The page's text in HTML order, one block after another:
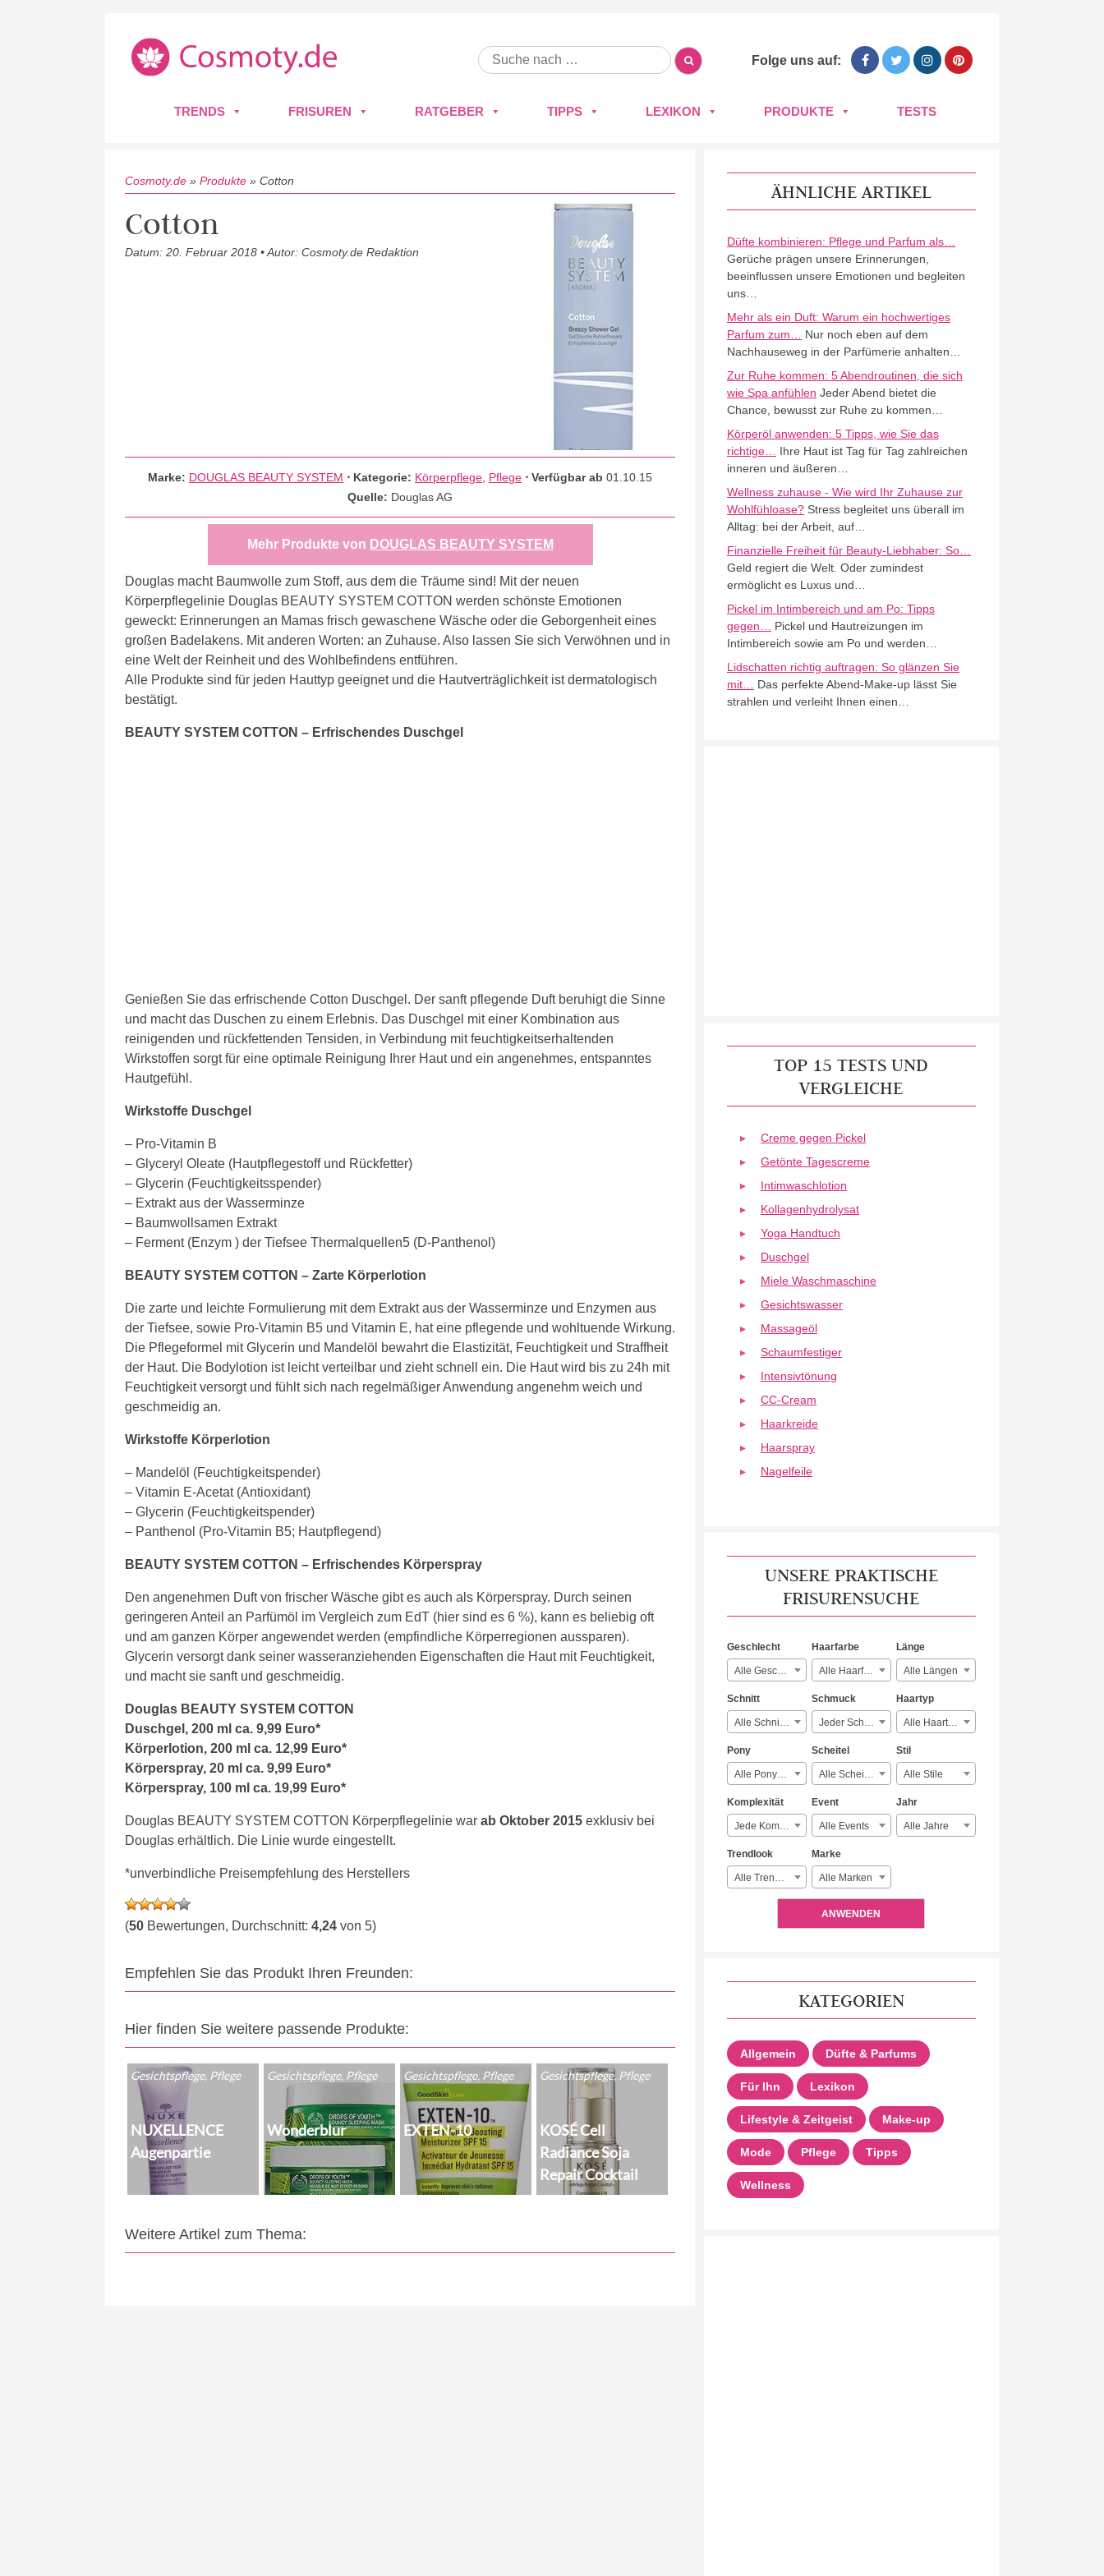
Folge uns auf:
TRENDS FRISUREN RATGEBER TIPPS LEXIKON PRODUKTE TESTS
Cosmoty.de » Produkte » Cotton
Cotton
Datum: 20. Februar 2018 • Autor: Cosmoty.de Redaktion
Marke: DOUGLAS BEAUTY SYSTEM ⋅ Kategorie: Körperpflege Pflege ⋅ Verfügbar ab01.10.15
Quelle: Douglas AG
Mehr Produkte von DOUGLAS BEAUTY SYSTEM
Douglas macht Baumwolle zum Stoff, aus dem die Träume sind! Mit der neuen
Körperpflegelinie Douglas BEAUTY SYSTEM COTTON werden schönste Emotionen
geweckt: Erinnerungen an Mamas frisch gewaschene Wäsche oder die Geborgenheit eines
großen Badelakens. Mit anderen Worten: an Zuhause. Also lassen Sie sich Verwöhnen und in
eine Welt der Reinheit und des Wohlbefindens entführen.
Alle Produkte sind für jeden Hauttyp geeignet und die Hautverträglichkeit ist dermatologisch
bestätigt.
BEAUTY SYSTEM COTTON – Erfrischendes Duschgel
Genießen Sie das erfrischende Cotton Duschgel. Der sanft pflegende Duft beruhigt die Sinne
und macht das Duschen zu einem Erlebnis. Das Duschgel mit einer Kombination aus
reinigenden und rückfettenden Tensiden, in Verbindung mit feuchtigkeitserhaltenden
Wirkstoffen sorgt für eine optimale Reinigung Ihrer Haut und ein angenehmes, entspanntes
Hautgefühl.
Wirkstoffe Duschgel
– Pro-Vitamin B
– Glyceryl Oleate (Hautpflegestoff und Rückfetter)
– Glycerin (Feuchtigkeitsspender)
– Extrakt aus der Wasserminze
– Baumwollsamen Extrakt
– Ferment (Enzym ) der Tiefsee Thermalquellen5 (D-Panthenol)
BEAUTY SYSTEM COTTON – Zarte Körperlotion
Die zarte und leichte Formulierung mit dem Extrakt aus der Wasserminze und Enzymen aus
der Tiefsee, sowie Pro-Vitamin B5 und Vitamin E, hat eine pflegende und wohltuende Wirkung.
Die Pflegeformel mit Glycerin und Mandelöl bewahrt die Elastizität, Feuchtigkeit und Straffheit
der Haut. Die Bodylotion ist leicht verteilbar und zieht schnell ein. Die Haut wird bis zu 24h mit
Feuchtigkeit versorgt und fühlt sich nach regelmäßiger Anwendung angenehm weich und
geschmeidig an.
Wirkstoffe Körperlotion
– Mandelöl (Feuchtigkeitspender)
– Vitamin E-Acetat (Antioxidant)
– Glycerin (Feuchtigkeitspender)
– Panthenol (Pro-Vitamin B5; Hautpflegend)
BEAUTY SYSTEM COTTON – Erfrischendes Körperspray
Den angenehmen Duft von frischer Wäsche gibt es auch als Körperspray. Durch seinen
geringeren Anteil an Parfümöl im Vergleich zum EdT (hier sind es 6 %), kann es beliebig oft
und am ganzen Körper angewendet werden (empfindliche Körperregionen aussparen).
Glycerin versorgt dank seiner wasseranziehenden Eigenschaften die Haut mit Feuchtigkeit,
und macht sie sanft und geschmeidig.
Douglas BEAUTY SYSTEM COTTON
Duschgel, 200 ml ca. 9,99 Euro*
Körperlotion, 200 ml ca. 12,99 Euro*
Körperspray, 20 ml ca. 9,99 Euro*
Körperspray, 100 ml ca. 19,99 Euro*
Douglas BEAUTY SYSTEM COTTON Körperpflegelinie war ab Oktober 2015 exklusiv bei
Douglas erhältlich. Die Linie wurde eingestellt.
*unverbindliche Preisempfehlung des Herstellers
(50 Bewertungen, Durchschnitt: 4,24 von 5)
Empfehlen Sie das Produkt Ihren Freunden:
Hier finden Sie weitere passende Produkte:
Gesichtspflege, Pflege
NUXELLENCE
Augenpartie
Gesichtspflege, Pflege
Wonderblur
Gesichtspflege, Pflege
EXTEN-10
Gesichtspflege, Pflege
KOSÉ Cell
Radiance Soja
Repair Cocktail
Weitere Artikel zum Thema:
ÄHNLICHE ARTIKEL
Düfte kombinieren: Pflege und Parfum als…
Gerüche prägen unsere Erinnerungen,
beeinflussen unsere Emotionen und begleiten
uns…
Mehr als ein Duft: Warum ein hochwertiges
Parfum zum…
Nur noch eben auf dem
Nachhauseweg in der Parfümerie anhalten…
Zur Ruhe kommen: 5 Abendroutinen, die sich
wie Spa anfühlen Jeder Abend bietet die
Chance, bewusst zur Ruhe zu kommen…
Körperöl anwenden: 5 Tipps, wie Sie das
richtige…
Ihre Haut ist Tag für Tag zahlreichen
inneren und äußeren…
Wellness zuhause - Wie wird Ihr Zuhause zur
Wohlfühloase?Stress begleitet uns überall im
Alltag: bei der Arbeit, auf…
Finanzielle Freiheit für Beauty-Liebhaber: So…
Geld regiert die Welt. Oder zumindest
ermöglicht es Luxus und…
Pickel im Intimbereich und am Po: Tipps
gegen…
Pickel und Hautreizungen im
Intimbereich sowie am Po und werden…
Lidschatten richtig auftragen: So glänzen Sie
mit…
Das perfekte Abend-Make-up lässt Sie
strahlen und verleiht Ihnen einen…
TOP 15 TESTS UND
VERGLEICHE
Creme gegen Pickel
Getönte Tagescreme
Intimwaschlotion
Kollagenhydrolysat
Yoga Handtuch
Duschgel
Miele Waschmaschine
Gesichtswasser
Massageöl
Schaumfestiger
Intensivtönung
CC-Cream
Haarkreide
Haarspray
Nagelfeile
UNSERE PRAKTISCHE
FRISURENSUCHE
Geschlecht
Alle Geschlechter
Haarfarbe
Alle Haarfarben
Länge
Alle Längen
Schnitt
Alle Schnitte
Schmuck
Jeder Schmuck
Haartyp
Alle Haartypen
Pony
Alle Ponyarten
Scheitel
Alle Scheitelarten
Stil
Alle Stile
Komplexität
Jede Komplexität
Event
Alle Events
Jahr
Alle Jahre
Trendlook
Alle Trendlooks
Marke
Alle Marken
ANWENDEN
KATEGORIEN
Allgemein Düfte & Parfums
Für Ihn Lexikon
Lifestyle & Zeitgeist Make-up
Mode Pflege Tipps
Wellness